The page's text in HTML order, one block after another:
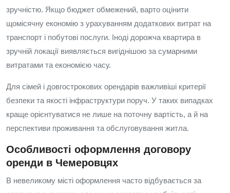
зручністю. Якщо бюджет обмежений, варто оцінити
щомісячну економію з урахуванням додаткових витрат на
транспорт і побутові послуги. Іноді дорожча квартира в
зручній локації виявляється вигіднішою за сумарними
витратами та економією часу.
Для сімей і довгострокових орендарів важливіші критерії
безпеки та якості інфраструктури поруч. У таких випадках
краще орієнтуватися не лише на поточну вартість, а й на
перспективи проживання та обслуговування житла.
Особливості оформлення договору
оренди в Чемеровцях
В невеликому місті оформлення часто відбувається за